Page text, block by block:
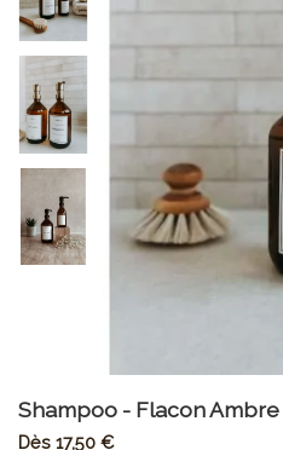
Shampoo - Flacon Ambre
Dès 17,50 €